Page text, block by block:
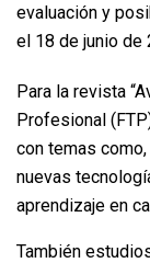
evaluación y
el 18 de junio de
Para la revista
Profesional
con temas
nuevas
aprendizaje en
También